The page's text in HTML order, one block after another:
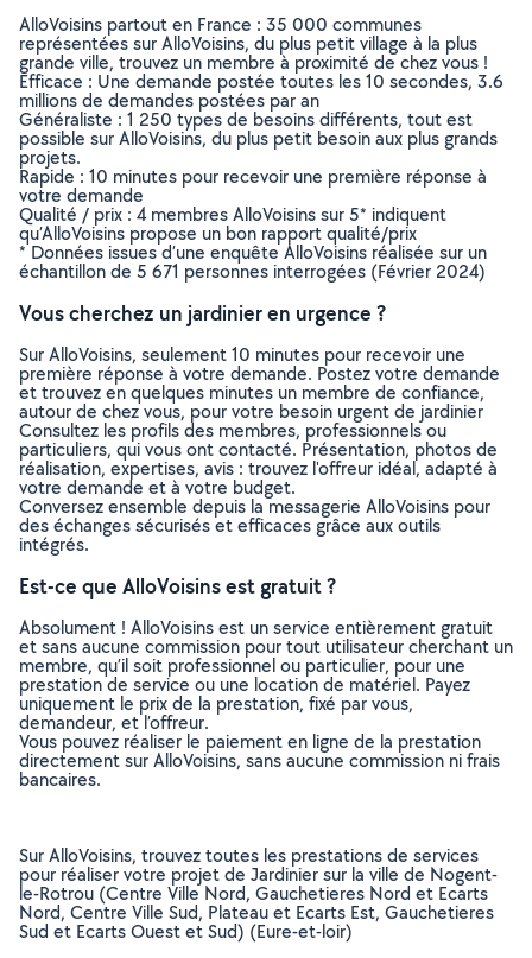
AlloVoisins partout en France : 35 000 communes
représentées sur AlloVoisins, du plus petit village à la plus
grande ville, trouvez un membre à proximité de chez vous !
Efficace : Une demande postée toutes les 10 secondes, 3.6
millions de demandes postées par an
Généraliste : 1 250 types de besoins différents, tout est
possible sur AlloVoisins, du plus petit besoin aux plus grands
projets.
Rapide : 10 minutes pour recevoir une première réponse à
votre demande
Qualité / prix : 4 membres AlloVoisins sur 5* indiquent
qu’AlloVoisins propose un bon rapport qualité/prix
* Données issues d’une enquête AlloVoisins réalisée sur un
échantillon de 5 671 personnes interrogées (Février 2024)
Vous cherchez un jardinier en urgence ?
Sur AlloVoisins, seulement 10 minutes pour recevoir une
première réponse à votre demande. Postez votre demande
et trouvez en quelques minutes un membre de confiance,
autour de chez vous, pour votre besoin urgent de jardinier
Consultez les profils des membres, professionnels ou
particuliers, qui vous ont contacté. Présentation, photos de
réalisation, expertises, avis : trouvez l'offreur idéal, adapté à
votre demande et à votre budget.
Conversez ensemble depuis la messagerie AlloVoisins pour
des échanges sécurisés et efficaces grâce aux outils
intégrés.
Est-ce que AlloVoisins est gratuit ?
Absolument ! AlloVoisins est un service entièrement gratuit
et sans aucune commission pour tout utilisateur cherchant un
membre, qu’il soit professionnel ou particulier, pour une
prestation de service ou une location de matériel. Payez
uniquement le prix de la prestation, fixé par vous,
demandeur, et l’offreur.
Vous pouvez réaliser le paiement en ligne de la prestation
directement sur AlloVoisins, sans aucune commission ni frais
bancaires.
Sur AlloVoisins, trouvez toutes les prestations de services
pour réaliser votre projet de Jardinier sur la ville de Nogent-
le-Rotrou (Centre Ville Nord, Gauchetieres Nord et Ecarts
Nord, Centre Ville Sud, Plateau et Ecarts Est, Gauchetieres
Sud et Ecarts Ouest et Sud) (Eure-et-loir)